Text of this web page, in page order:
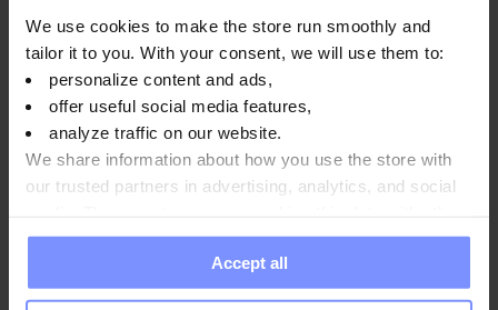
We use cookies to make the store run smoothly and
tailor it to you. With your consent, we will use them to:
personalize content and ads,
offer useful social media features,
analyze traffic on our website.
We share information about how you use the store with
our trusted partners in advertising, analytics, and social
information you have provided to them or that they have
collected when you use their services. Do you agree?
Accept all
OstroVit Aqua Kick Elektrolyty - Mikrobiologický test
13.11.2025
OstroVit Aqua Kick Elektrolyty - Testovanie obsahu
OstroVit Aqua Kick Elektrolyty - Test obsahu draslíka
22.05.2024
OstroVit Aqua Kick Elektrolyty - Mikrobiologický test